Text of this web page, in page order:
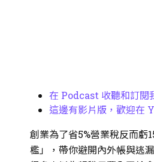
在 Podcast 收聽和訂閱
這邊有影片版，歡迎在
創業為了省5%營業稅反而虧
檻」，帶你避開內外帳與逃